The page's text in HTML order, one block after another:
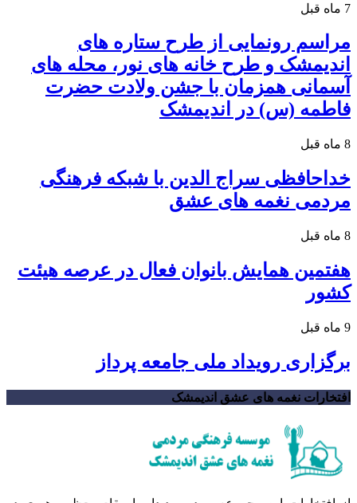
7 ماه قبل
مراسم رونمایی از طرح ستاره های
اندیمشک و طرح خانه های نور، محله های
آسمانی همزمان با جشن ولادت حضرت
فاطمه (س) در اندیمشک
8 ماه قبل
خداحافظی سراج الدین با شبکه فرهنگی
مردمی نغمه های عشق
8 ماه قبل
هفتمین همایش بانوان فعال در عرصه‌ هیئت
کشور
9 ماه قبل
برگزاری رویداد ملی جامعه پرداز
افتخارات نغمه های عشق اندیمشک